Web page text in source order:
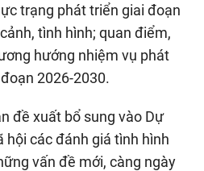
trạng phát triển giai đoạn
tình hình; quan điểm,
hướng nhiệm vụ phát
2026-2030.
đề xuất bổ sung vào Dự
hội các đánh giá tình hình
vấn đề mới, càng ngày